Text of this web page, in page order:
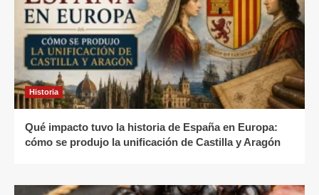
Historia
Qué impacto tuvo la historia de España en Europa:
cómo se produjo la unificación de Castilla y Aragón